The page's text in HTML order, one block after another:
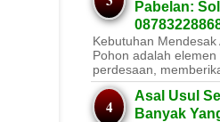
Pabelan:
Kebutuhan Mendesak
Pohon adalah
perdesaan,
Asal Usul
Banyak